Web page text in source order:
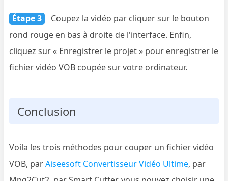
Étape 3
Coupez la vidéo par cliquer sur le bouton
rond rouge en bas à droite de l'interface. Enfin,
cliquez sur « Enregistrer le projet » pour enregistrer le
fichier vidéo VOB coupée sur votre ordinateur.
Conclusion
Voila les trois méthodes pour couper un fichier vidéo
VOB, parAiseesoft Convertisseur Vidéo Ultime, par